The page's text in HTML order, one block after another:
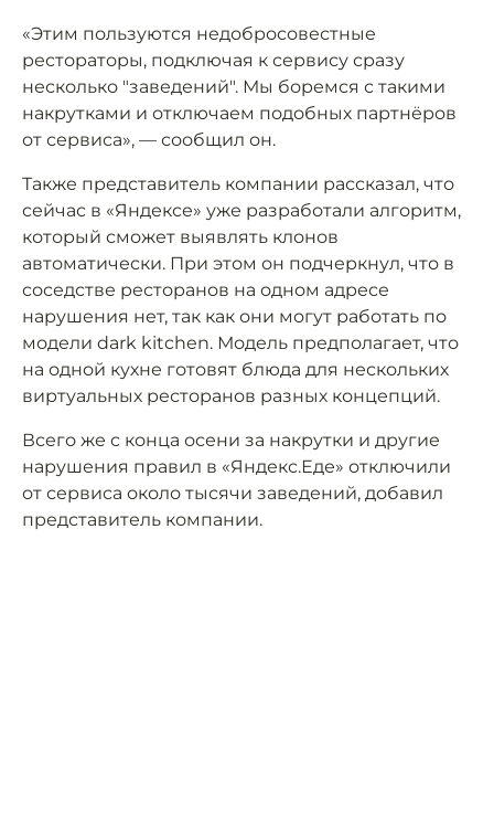
«Этим пользуются недобросовестные
рестораторы, подключая к сервису сразу
несколько "заведений". Мы боремся с такими
накрутками и отключаем подобных партнёров
от сервиса», — сообщил он.
Также представитель компании рассказал, что
сейчас в «Яндексе» уже разработали алгоритм,
который сможет выявлять клонов
автоматически. При этом он подчеркнул, что в
соседстве ресторанов на одном адресе
нарушения нет, так как они могут работать по
модели dark kitchen. Модель предполагает, что
на одной кухне готовят блюда для нескольких
виртуальных ресторанов разных концепций.
Всего же с конца осени за накрутки и другие
нарушения правил в «Яндекс.Еде» отключили
от сервиса около тысячи заведений, добавил
представитель компании.